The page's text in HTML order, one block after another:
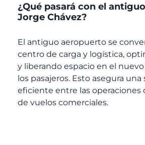
¿Qué pasará con el
Jorge Chávez?
El antiguo aeropuerto se
centro de carga y logística,
y liberando espacio en el
los pasajeros. Esto asegura una
eficiente entre las operaciones
de vuelos comerciales.